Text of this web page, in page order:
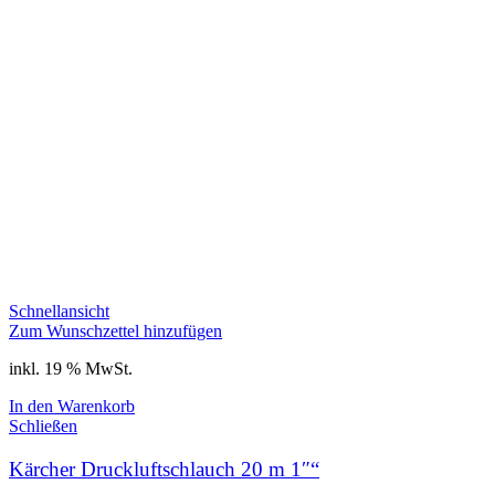
Schnellansicht
Zum Wunschzettel hinzufügen
inkl. 19 % MwSt.
In den Warenkorb
Schließen
Kärcher Druckluftschlauch 20 m 1″“